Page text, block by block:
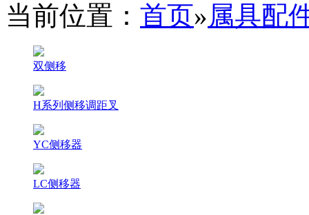
当前位置： 首页»属具配
双侧移
H系列侧移调距叉
YC侧移器
LC侧移器